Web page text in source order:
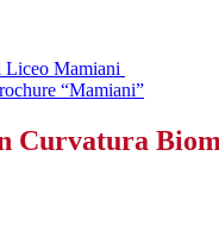
Liceo Mamiani
“Mamiani”
Curvatura